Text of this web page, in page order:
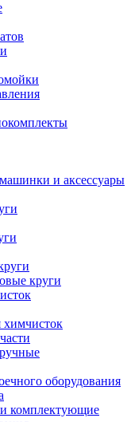
и аксессуары
круги
химчисток
оборудования
комплектующие